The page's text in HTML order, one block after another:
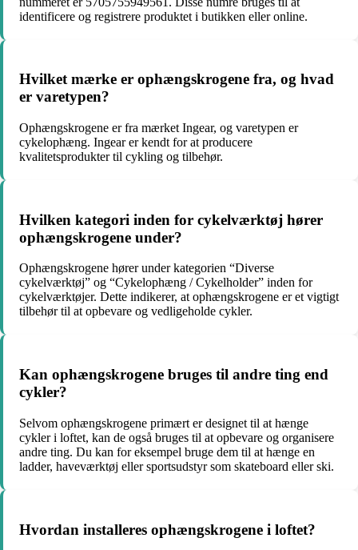
identificere og registrere produktet i butikken eller online.
Hvilket mærke er ophængskrogene fra, og hvad
er varetypen?
Ophængskrogene er fra mærket Ingear, og varetypen er
cykelophæng. Ingear er kendt for at producere
kvalitetsprodukter til cykling og tilbehør.
Hvilken kategori inden for cykelværktøj hører
ophængskrogene under?
Ophængskrogene hører under kategorien “Diverse
cykelværktøj” og “Cykelophæng / Cykelholder” inden for
cykelværktøjer. Dette indikerer, at ophængskrogene er et vigtigt
tilbehør til at opbevare og vedligeholde cykler.
Kan ophængskrogene bruges til andre ting end
cykler?
Selvom ophængskrogene primært er designet til at hænge
cykler i loftet, kan de også bruges til at opbevare og organisere
andre ting. Du kan for eksempel bruge dem til at hænge en
ladder, haveværktøj eller sportsudstyr som skateboard eller ski.
Hvordan installeres ophængskrogene i loftet?